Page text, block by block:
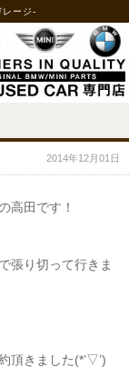
ージ-
2014年12月01日
高田です！
張り切って行きま
頂きました(*’▽’)